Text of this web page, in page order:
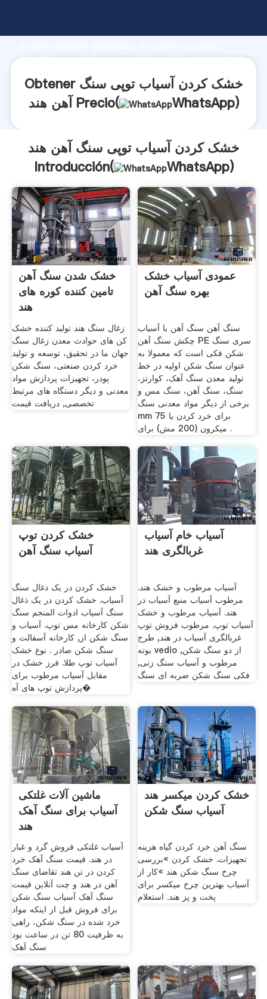
Agarrando fuerte capacidad de producción, fuerza
Shanghai خشک کردن آسیاب توپی سنگ آهن هند proveedor
Obtener خشک کردن آسیاب توپی سنگ
آهن هند Precio(
WhatsApp)
خشک کردن آسیاب توپی سنگ آهن هند
Introducción(
WhatsApp)
خشک شدن سنگ آهن
تامین کننده کوره های
هند
زغال سنگ هند تولید کننده خشک
کن های حوادث معدن زغال سنگ
جهان ما در تحقیق، توسعه و تولید
خرد کردن صنعتی، سنگ شکن
پودر، تجهیزات پردازش مواد
معدنی و دیگر دستگاه های مرتبط
تخصصی, دریافت قیمت
عمودی آسیاب خشک
بهره سنگ آهن
سنگ آهن سنگ آهن با آسیاب
چکش سنگ آهن PE سری سنگ
شکن فکی است که معمولا به
عنوان سنگ شکن اولیه در خط
تولید معدن سنگ آهک، کوارتز،
سنگ، سنگ آهن، سنگ مس و
برخی از دیگر مواد معدنی سنگ
mm برای خرد کردن یا 75
میکرون (200 مش) برای .
خشک کردن توپ
آسیاب سنگ آهن
خشک کردن در یک ذغال سنگ
آسیاب. خشک کردن در یک ذغال
سنگ آسیاب ادوات المنجم سنگ
شکن کارخانه مس توپ. آسیاب و
سنگ شکن از, کارخانه آسفالت و
سنگ شکن صادر . نوع خشک
آسیاب توپ طلا. فرز خشک در
مقابل آسیاب مرطوب برای
پردازش توپ های آه�
آسیاب خام آسیاب
غربالگری هند
آسیاب مرطوب و خشک هند.
مرطوب آسیاب منبع آسیاب در
هند. آسیاب مرطوب و خشک
آسیاب توپ. مرطوب فروش توپ
غربالگری آسیاب در هند, طرح
بوته vedio از دو سنگ شکن,
مرطوب و آسیاب سنگ زنی,
فکی سنگ شکن ضربه ای سنگ
ماشین آلات غلتکی
آسیاب برای سنگ آهک
هند
آسیاب غلتکی فروش گرد و غبار
در هند. قیمت سنگ آهک خرد
کردن در تن هند تقاضای سنگ
آهن در هند و چت آنلاین قیمت
سنگ آهک آسیاب سنگ شکن
برای فروش قبل از اينکه مواد
خرد شده در سنگ شکن، راهى
به ظرفيت 80 تن در ساعت بود
سنگ آهک
خشک کردن میکسر هند
آسیاب سنگ شکن
سنگ آهن خرد کردن گیاه هزینه
تجهیزات. خشک کردن »بررسی
چرخ سنگ شکن هند »کار از
آسیاب بهترین چرخ میکسر برای
پخت و پز هند. استعلام